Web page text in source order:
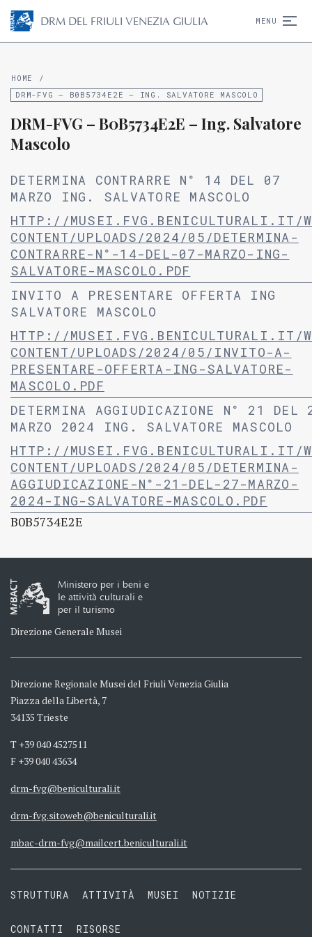
DRM DEL FRIULI VENEZIA GIULIA MENU
HOME
/
DRM-FVG – B0B5734E2E – ING. SALVATORE MASCOLO
DRM-FVG – B0B5734E2E – Ing. Salvatore
Mascolo
DETERMINA CONTRARRE N° 14 DEL 07
MARZO ING. SALVATORE MASCOLO
HTTP://MUSEI.FVG.BENICULTURALI.IT/
CONTENT/UPLOADS/2024/05/DETERMINA-
CONTRARRE-N°-14-DEL-07-MARZO-ING-
SALVATORE-MASCOLO.PDF
INVITO A PRESENTARE OFFERTA ING
SALVATORE MASCOLO
HTTP://MUSEI.FVG.BENICULTURALI.IT/
CONTENT/UPLOADS/2024/05/INVITO-A-
PRESENTARE-OFFERTA-ING-SALVATORE-
MASCOLO.PDF
DETERMINA AGGIUDICAZIONE N° 21 DEL
MARZO 2024 ING. SALVATORE MASCOLO
HTTP://MUSEI.FVG.BENICULTURALI.IT/
CONTENT/UPLOADS/2024/05/DETERMINA-
AGGIUDICAZIONE-N°-21-DEL-27-MARZO-
2024-ING-SALVATORE-MASCOLO.PDF
B0B5734E2E
Ministero per i beni e
le attività culturali e
per il turismo
Direzione Generale Musei
Direzione Regionale Musei del Friuli Venezia Giulia
Piazza della Libertà, 7
34135 Trieste
T +39 040 4527511
F +39 040 43634
drm-fvg@beniculturali.it
drm-fvg.sitoweb@beniculturali.it
mbac-drm-fvg@mailcert.beniculturali.it
STRUTTURA ATTIVITÀ MUSEI NOTIZIE
CONTATTI RISORSE